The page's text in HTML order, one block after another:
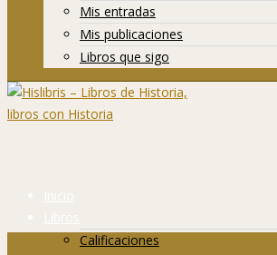
Mis entradas
Mis publicaciones
Libros que sigo
Inicio
Libros
Calificaciones